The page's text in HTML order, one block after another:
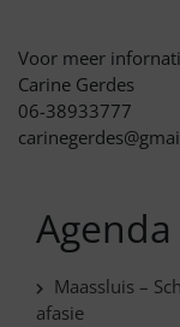
Voor meer
Carine Gerdes
06-38933777
Agenda
Maassluis –
afasie